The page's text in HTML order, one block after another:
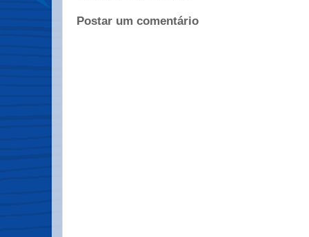
Postar um comentário